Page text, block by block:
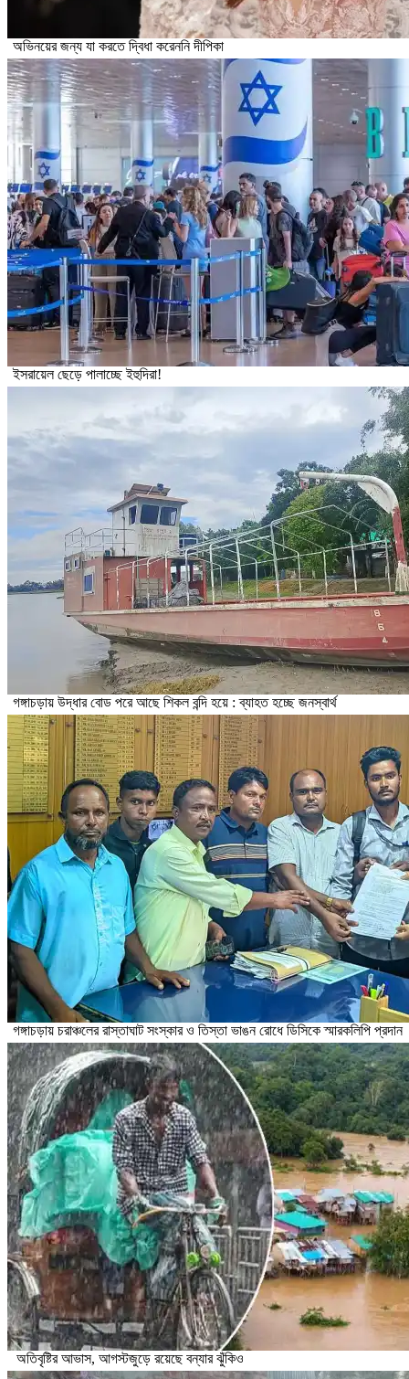
অভিনয়ের জন্য যা করতে দ্বিধা করেননি দীপিকা
ইসরায়েল ছেড়ে পালাচ্ছে ইহুদিরা!
গঙ্গাচড়ায় উদ্ধার বোড পরে আছে শিকল বন্দি হয়ে : ব্যাহত হচ্ছে জনস্বার্থ
গঙ্গাচড়ায় চরাঞ্চলের রাস্তাঘাট সংস্কার ও তিস্তা ভাঙন রোধে ডিসিকে স্মারকলিপি প্রদান
অতিবৃষ্টির আভাস, আগস্টজুড়ে রয়েছে বন্যার ঝুঁকিও